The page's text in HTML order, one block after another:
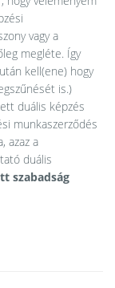
vagy a
megléte. Így
kell(ene) hogy
is.)
duális képzés
munkaszerződés
azaz a
duális
szabadság